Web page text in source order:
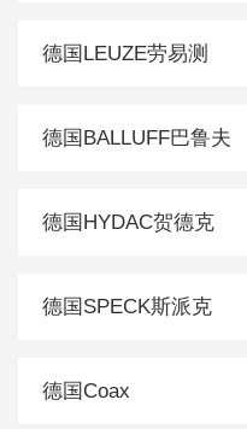
德国LEUZE劳易测
德国BALLUFF巴鲁夫
德国HYDAC贺德克
德国SPECK斯派克
德国Coax